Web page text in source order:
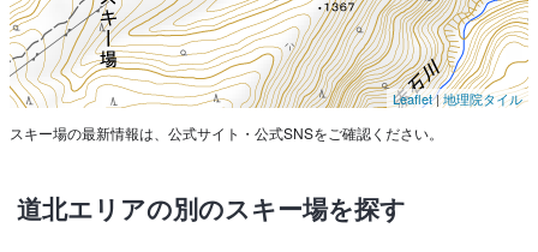
Leaflet|地理院タイル
スキー場の最新情報は、公式サイト・公式SNSをご確認ください。
道北エリアの別のスキー場を探す